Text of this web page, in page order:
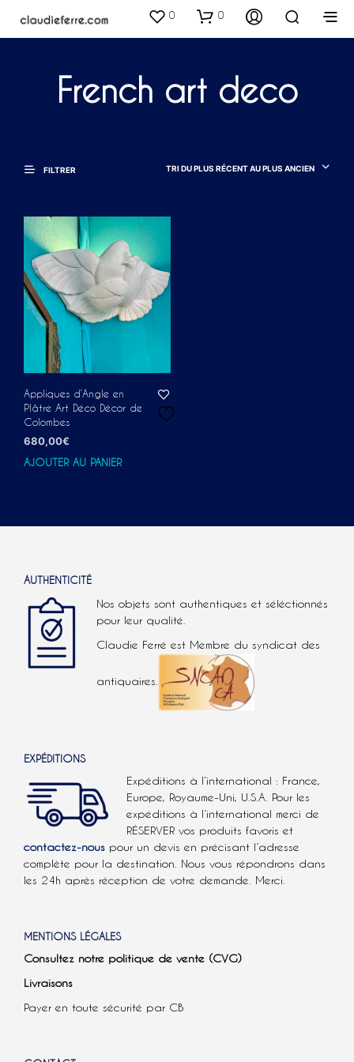
0 0
French art deco
FILTRER TRI DU PLUS RÉCENT AU PLUS ANCIEN
Appliques d’Angle en
Plâtre Art Déco Décor de
Colombes
680,00€
AJOUTER AU PANIER
AUTHENTICITÉ
Nos objets sont authentiques et séléctionnés
pour leur qualité.
Claudie Ferré est Membre du syndicat des
antiquaires.
EXPÉDITIONS
Expéditions à l’international : France,
Europe, Royaume-Uni, U.S.A. Pour les
expéditions à l’international merci de
RÉSERVER vos produits favoris et
contactez-nous pour un devis en précisant l’adresse
complète pour la destination. Nous vous répondrons dans
les 24h après réception de votre demande. Merci.
MENTIONS LÉGALES
Consultez notre politique de vente (CVG)
Livraisons
Payer en toute sécurité par CB